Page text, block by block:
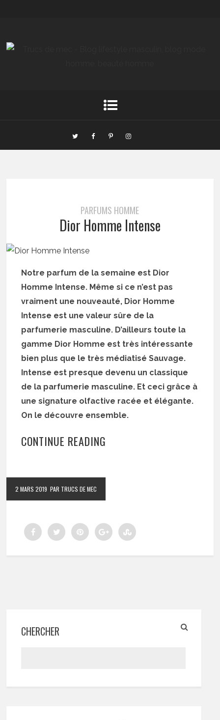
PARFUMS HOMME
Dior Homme Intense
Notre parfum de la semaine est Dior
Homme Intense. Même si ce n’est pas
vraiment une nouveauté, Dior Homme
Intense est une valeur sûre de la
parfumerie masculine. D’ailleurs toute la
gamme Dior Homme est très intéressante
bien plus que le très médiatisé Sauvage.
Intense est presque devenu un classique
de la parfumerie masculine. Et ceci grâce à
une signature olfactive racée et élégante.
On le découvre ensemble.
CONTINUE READING
2 MARS 2019 PAR TRUCS DE MEC
CHERCHER